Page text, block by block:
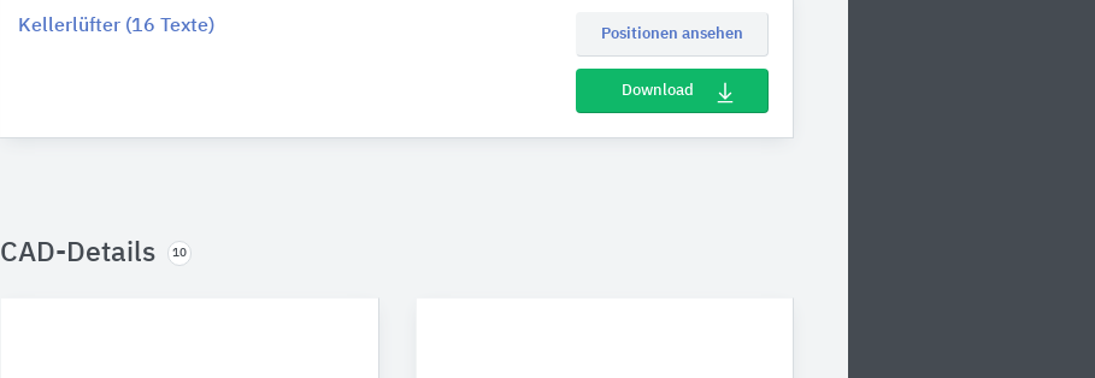
Kellerlüfter (16 Texte) Positionen ansehen
Download
CAD-Details 10